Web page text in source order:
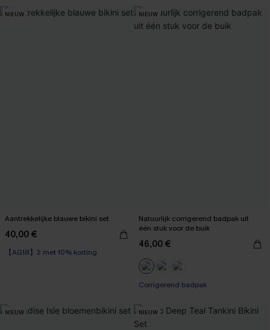
NIEUW
Aantrekkelijke blauwe bikini set
40,00 €
【AG18】2 met 10% korting
NIEUW
Natuurlijk corrigerend badpak uit
één stuk voor de buik
46,00 €
【AG18】2 met 10% korting
Corrigerend badpak
NIEUW NIEUW